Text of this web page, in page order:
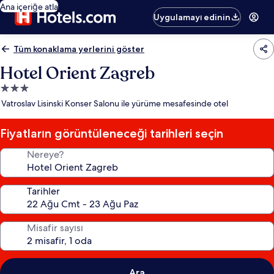
Ana içeriğe atla
Uygulamayı edinin
Tüm konaklama yerlerini göster
Hotel Orient Zagreb
3.0
yıldızlı
yeri
Vatroslav Lisinski Konser Salonu ile yürüme mesafesinde otel
Fiyatların görüntüleneceği tarihleri seçin
Nereye?
Tarihler
Misafir sayısı